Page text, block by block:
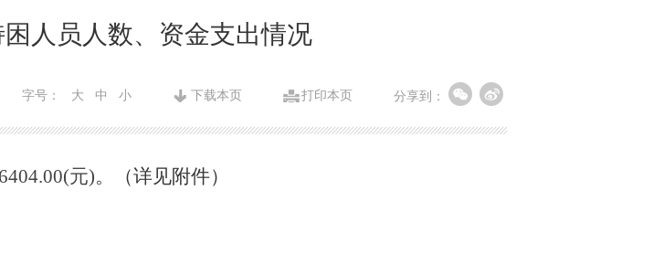
人员人数、资金支出情况
分享到：
打印本页
下载本页
字号： 大 中 小
元)。 （详见附件）